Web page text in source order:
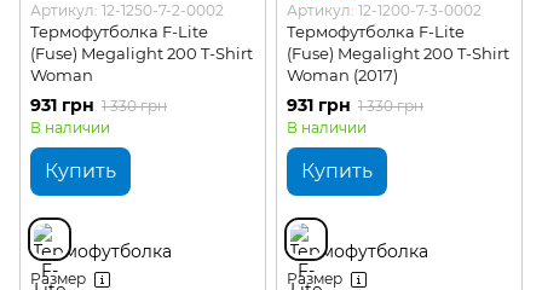
Артикул: 12-1250-7-2-0002
Термофутболка F-Lite
(Fuse) Megalight 200 T-Shirt
Woman
931 грн 1 330 грн
В наличии
Купить
Размер
Артикул: 12-1200-7-3-0002
Термофутболка F-Lite
(Fuse) Megalight 200 T-Shirt
Woman (2017)
931 грн 1 330 грн
В наличии
Купить
Размер